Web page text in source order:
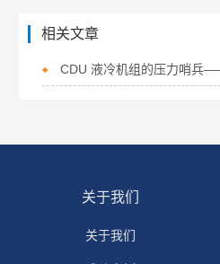
相关文章
CDU 液冷机组的压力哨兵
关于我们
关于我们